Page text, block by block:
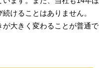
けることはありません。
大きく変わることが普通で